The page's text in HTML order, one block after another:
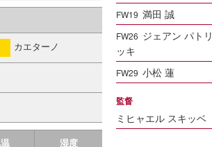
FW19 満田 誠
FW26 ジェアン パトリ
ッキ
FW29 小松 蓮
監督
ミヒャエル スキッベ
警告
カエターノ
湿度